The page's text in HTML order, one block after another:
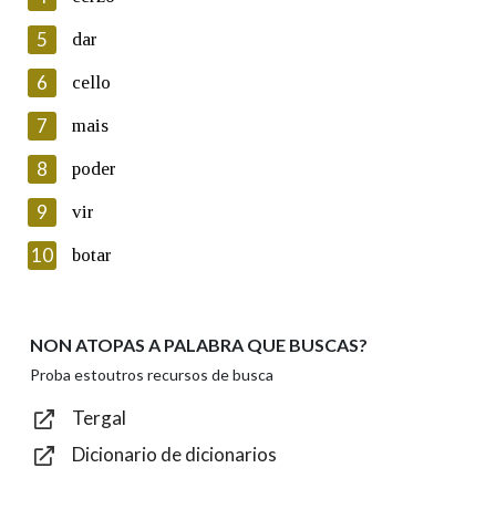
Lin e acepto as condicións da política de
Introduce o código que aparece na imaxe:
Texto de verificación
Enviar
5 dar
6 cello
7 mais
8 poder
9 vir
10 botar
NON ATOPAS A PALABRA QUE BUSCAS?
Proba estoutros recursos de busca
Tergal
Dicionario de dicionarios